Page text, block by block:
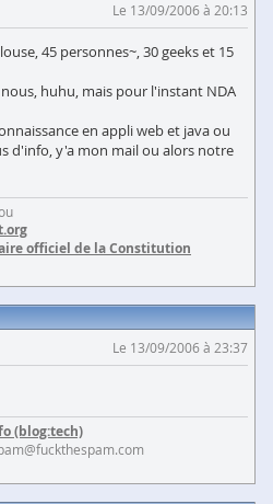
Le 13/09/2006 à 20:13
45 personnes~, 30 geeks et 15
huhu, mais pour l'instant NDA
en appli web et java ou
d'info, y'a mon mail ou alors notre
officiel de la Constitution
Le 13/09/2006 à 23:37
(blog:tech)